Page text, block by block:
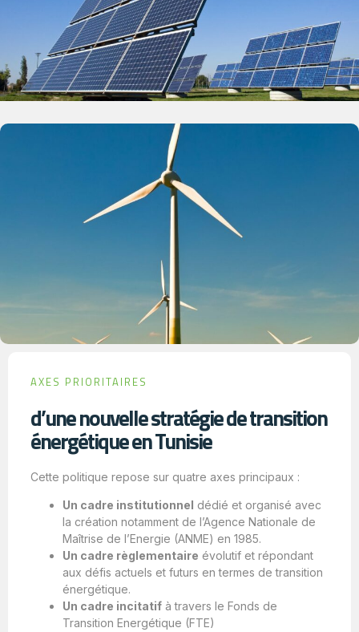
AXES PRIORITAIRES
d’une nouvelle stratégie de transition
énergétique en Tunisie
Cette politique repose sur quatre axes principaux :
Un cadre institutionnel dédié et organisé avec
la création notamment de l’Agence Nationale de
Maîtrise de l’Energie (ANME) en 1985.
Un cadre règlementaire évolutif et répondant
aux défis actuels et futurs en termes de transition
énergétique.
Un cadre incitatif à travers le Fonds de
Transition Energétique (FTE)